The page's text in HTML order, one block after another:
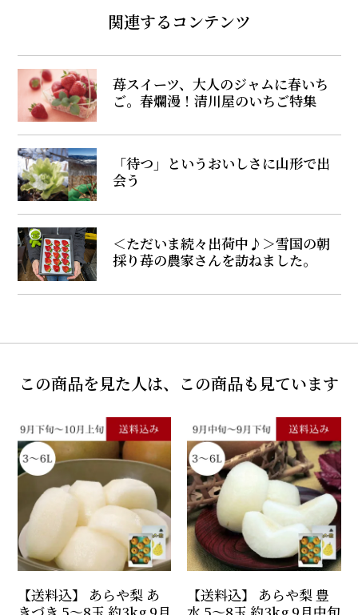
関連するコンテンツ
苺スイーツ、大人のジャムに春いち
ご。春爛漫！清川屋のいちご特集
「待つ」というおいしさに山形で出
会う
＜ただいま続々出荷中♪＞雪国の朝
採り苺の農家さんを訪ねました。
この商品を見た人は、この商品も見ています
【送料込】 あらや梨 あ
【送料込】 あらや梨 豊